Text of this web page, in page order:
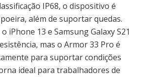
IP68, o dispositivo é
além de suportar quedas.
iPhone 13 e Samsung Galaxy S21
mas o Armor 33 Pro é
para suportar condições
ideal para trabalhadores de